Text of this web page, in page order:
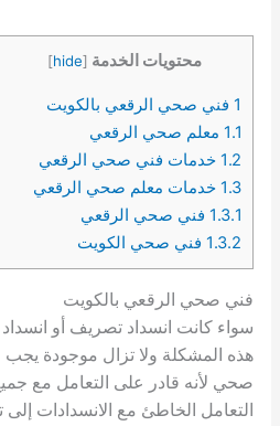
محتويات الخدمة [
hide
]
1فني صحي الرقعي بالكويت
1.1معلم صحي الرقعي
1.2خدمات فني صحي الرقعي
1.3خدمات معلم صحي الرقعي
1.3.1فني صحي الرقعي
1.3.2فني صحي الكويت
فني صحي الرقعي بالكويت
سواء كانت انسداد تصريف أو
هذه المشكلة ولا تزال موجودة يجب
صحي لأنه قادر على التعامل مع
التعامل الخاطئ مع الانسدادات